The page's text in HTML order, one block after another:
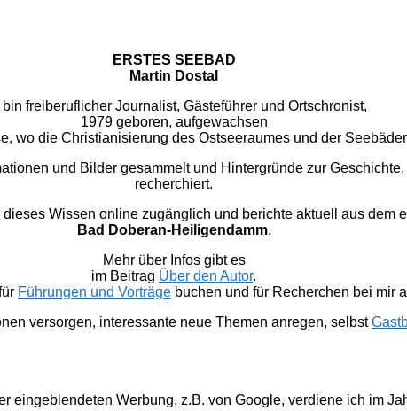
ERSTES SEEBAD
Martin Dostal
bin freiberuflicher Journalist, Gästeführer und Ortschronist,
1979 geboren, aufgewachsen
wo die Christianisierung des Ostseeraumes und der
und Bilder gesammelt und Hintergründe zur
recherchiert.
Wissen online zugänglich und berichte aktuell aus dem
Bad Doberan-Heiligendamm.
Mehr über Infos gibt es
im Beitrag Über den Autor.
Führungen und Vorträge buchen und für Recherchen bei mir
versorgen, interessante neue Themen anregen, selbst
eingeblendeten Werbung, z.B. von Google, verdiene ich im